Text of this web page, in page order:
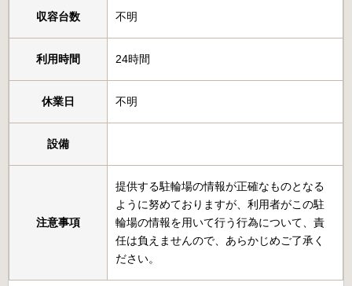
収容台数 不明
利用時間 24時間
休業日 不明
設備
注意事項
提供する駐輪場の情報が正確なものとなる
ように努めておりますが、利用者がこの駐
輪場の情報を用いて行う行為について、責
任は負えませんので、あらかじめご了承く
ださい。